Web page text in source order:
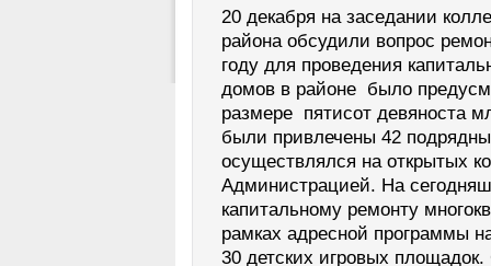
20 декабря на заседании
района обсудили вопрос
году для проведения
домов в районе было
размере пятисот девяноста
были привлечены 42
осуществлялся на открытых
Администрацией. На
капитальному ремонту
рамках адресной программы
30 детских игровых